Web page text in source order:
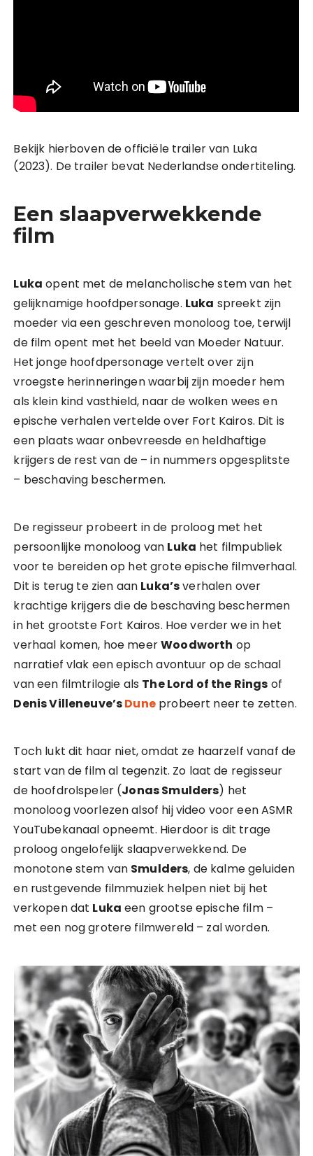
Bekijk hierboven de officiële trailer van Luka
(2023). De trailer bevat Nederlandse ondertiteling.
Een slaapverwekkende
film
Luka opent met de melancholische stem van het
gelijknamige hoofdpersonage. Luka spreekt zijn
moeder via een geschreven monoloog toe, terwijl
de film opent met het beeld van Moeder Natuur.
Het jonge hoofdpersonage vertelt over zijn
vroegste herinneringen waarbij zijn moeder hem
als klein kind vasthield, naar de wolken wees en
epische verhalen vertelde over Fort Kairos. Dit is
een plaats waar onbevreesde en heldhaftige
krijgers de rest van de – in nummers opgesplitste
– beschaving beschermen.
De regisseur probeert in de proloog met het
persoonlijke monoloog van Luka het filmpubliek
voor te bereiden op het grote epische filmverhaal.
Dit is terug te zien aan Luka’sverhalen over
krachtige krijgers die de beschaving beschermen
in het grootste Fort Kairos. Hoe verder we in het
verhaal komen, hoe meerWoodworth op
narratief vlak een episch avontuur op de schaal
van een filmtrilogie als The Lord of the Rings of
Denis Villeneuve’sDuneprobeert neer te zetten.
Toch lukt dit haar niet, omdat ze haarzelf vanaf de
start van de film al tegenzit. Zo laat de regisseur
de hoofdrolspeler (Jonas Smulders) het
monoloog voorlezen alsof hij video voor een ASMR
YouTubekanaal opneemt. Hierdoor is dit trage
proloog ongelofelijk slaapverwekkend. De
monotone stem van Smulders, de kalme geluiden
en rustgevende filmmuziek helpen niet bij het
verkopen dat Luka een grootse epische film –
met een nog grotere filmwereld – zal worden.